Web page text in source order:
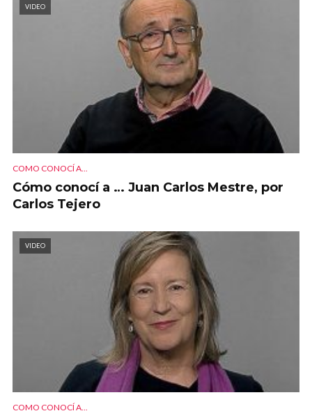
VIDEO
COMO CONOCÍ A...
Cómo conocí a … Juan Carlos Mestre, por
Carlos Tejero
VIDEO
COMO CONOCÍ A...